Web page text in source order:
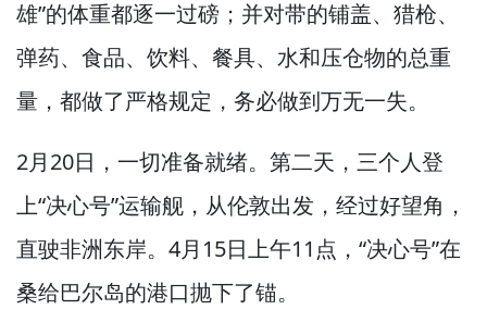
雄”的体重都逐一过磅；并对带的铺盖、猎枪、
弹药、食品、饮料、餐具、水和压仓物的总重
量， 都做了严格规定， 务必做到万无一失。
2月20日， 一切准备就绪。 第二天， 三个人登
上“决心号”运输舰， 从伦敦出发， 经过好望角，
直驶非洲东岸。 4月15日上午11点， “决心号”在
桑给巴尔岛的港口抛下了锚。